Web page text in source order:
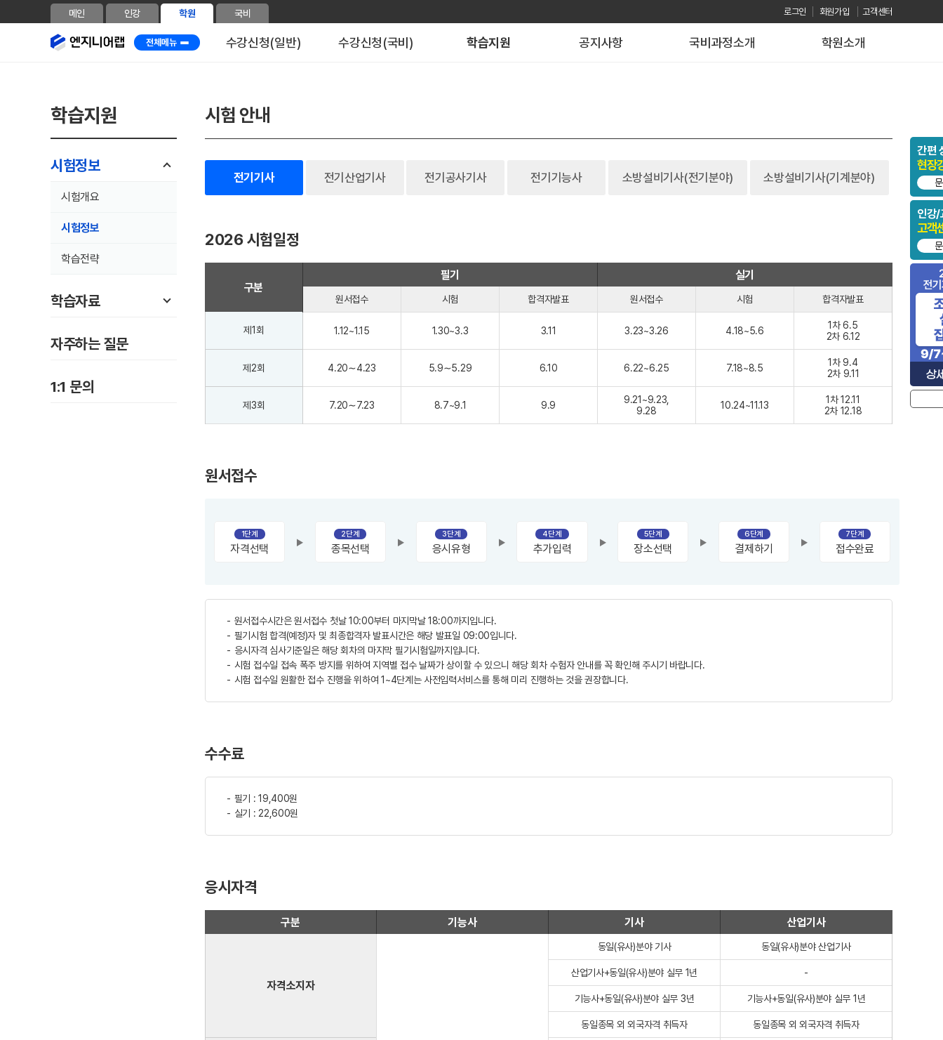
메인 인강 학원 국비 로그인 회원가입 고객센터
전체메뉴 수강신청(일반) 수강신청(국비) 학습지원 공지사항 국비과정소개 학원소개
간편
현장
인강/
고객
학습지원
시험정보
시험개요
시험정보
학습전략
학습자료
자주하는 질문
1:1 문의
시험 안내
전기기사 전기산업기사 전기공사기사 전기기능사 소방설비기사(전기분야) 소방설비기사(기계분야)
2026 시험일정
구분
필기 실기
원서접수 시험 합격자발표 원서접수 시험 합격자발표
제1회 1.12~1.15 1.30~3.3 3.11 3.23~3.26 4.18~5.6
1차 6.5
2차 6.12
제2회 4.20∼4.23 5.9∼5.29 6.10 6.22~6.25 7.18~8.5
1차 9.4
2차 9.11
제3회 7.20∼7.23 8.7~9.1 9.9
9.21~9.23,
9.28
10.24~11.13
1차 12.11
2차 12.18
원서접수
1단계
자격선택
2단계
종목선택
3단계
응시유형
4단계
추가입력
5단계
장소선택
6단계
결제하기
7단계
접수완료
원서접수시간은 원서접수 첫날 10:00부터 마지막날 18:00까지입니다.
필기시험 합격(예정)자 및 최종합격자 발표시간은 해당 발표일 09:00입니다.
응시자격 심사기준일은 해당 회차의 마지막 필기시험일까지입니다.
시험 접수일 접속 폭주 방지를 위하여 지역별 접수 날짜가 상이할 수 있으니 해당 회차 수험자 안내를 꼭 확인해 주시기 바랍니다.
시험 접수일 원활한 접수 진행을 위하여 1~4단계는 사전입력서비스를 통해 미리 진행하는 것을 권장합니다.
수수료
필기 : 19,400원
실기 : 22,600원
응시자격
구분 기능사 기사 산업기사
자격소지자
동일(유사)분야 기사 동일(유사)분야 산업기사
산업기사+동일(유사)분야 실무 1년 -
기능사+동일(유사)분야 실무 3년 기능사+동일(유사)분야 실무 1년
동일종목 외 외국자격 취득자 동일종목 외 외국자격 취득자